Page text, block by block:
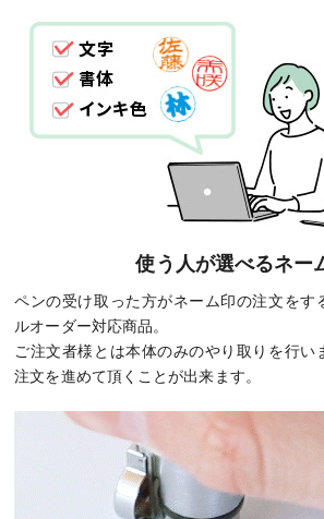
使う人が選べるネー
ペンの受け取った方がネーム印の注文をす
ルオーダー対応商品。
ご注文者様とは本体のみのやり取りを行い
注文を進めて頂くことが出来ます。